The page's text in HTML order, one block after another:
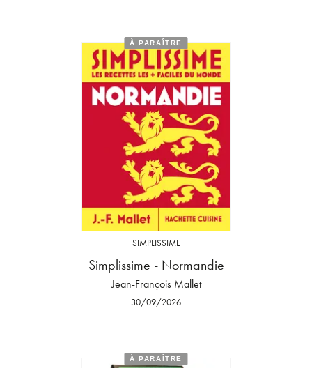
À PARAÎTRE
SIMPLISSIME
Simplissime - Normandie
Jean-François Mallet
30/09/2026
À PARAÎTRE